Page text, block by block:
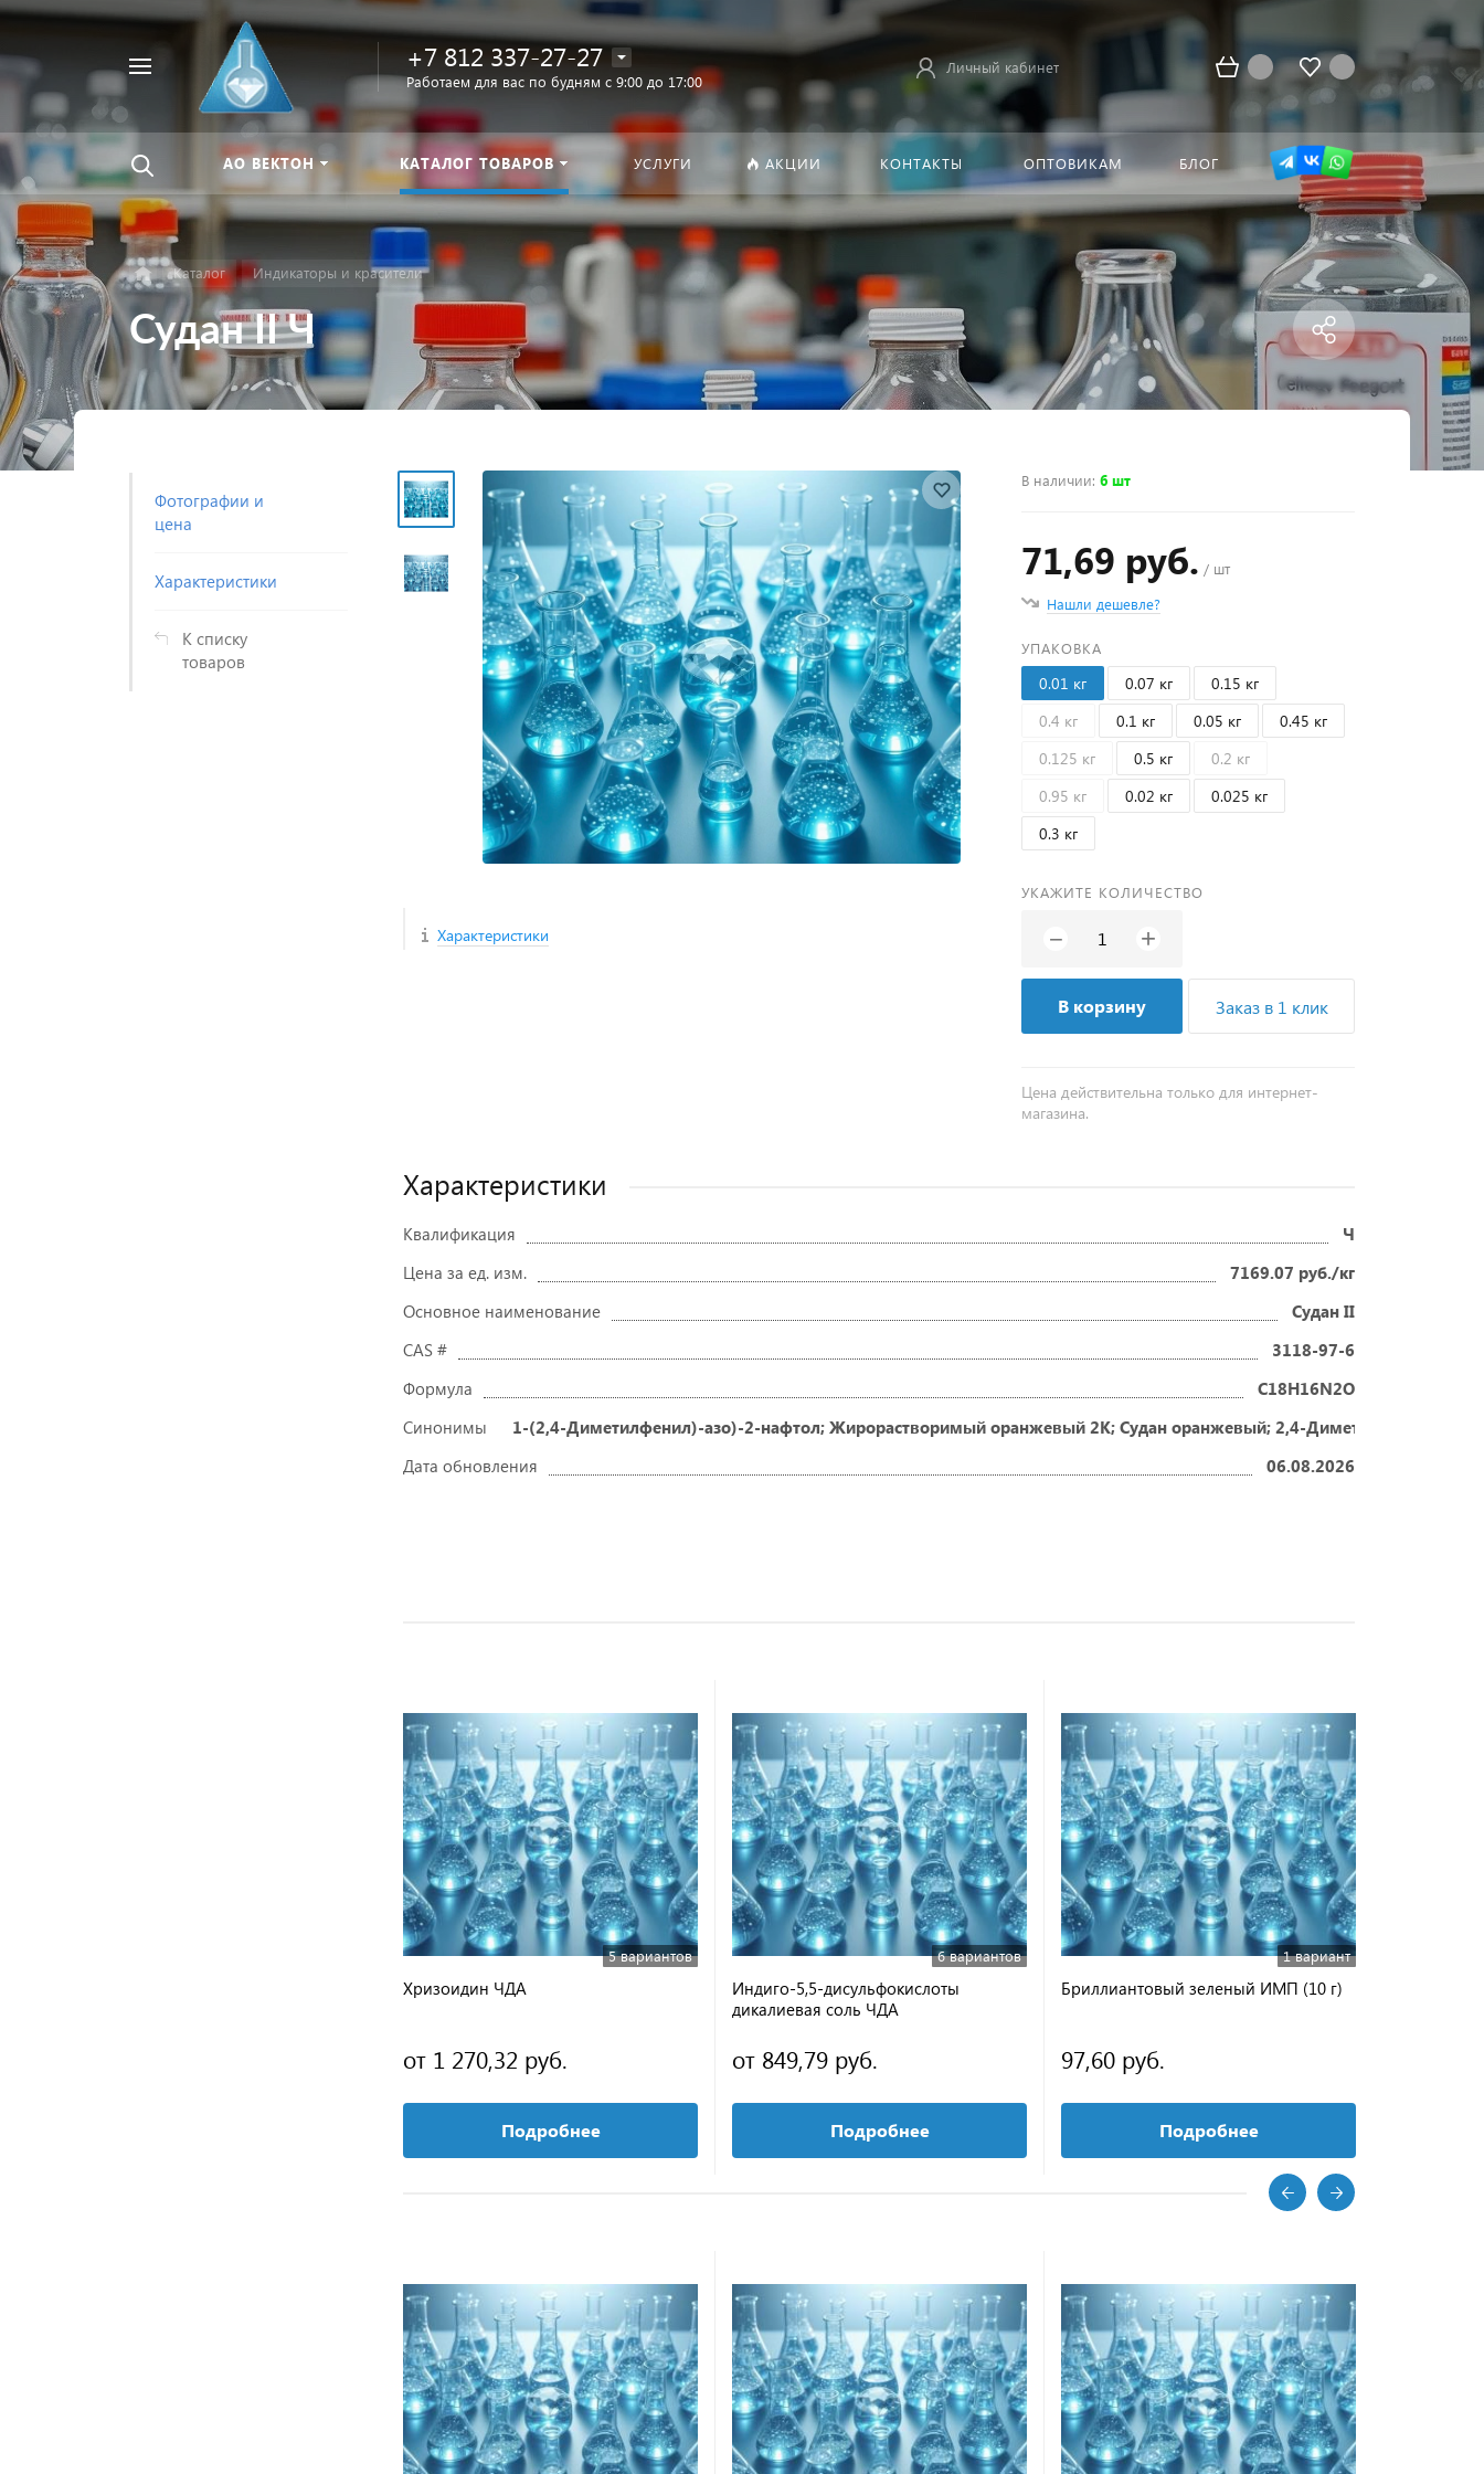
Найти
Например,
+7 812 337-27-27
Работаем для вас по будням с 9:00 до 17:00
Личный кабинет
АО ВЕКТОН КАТАЛОГ ТОВАРОВ УСЛУГИ АКЦИИ КОНТАКТЫ ОПТОВИКАМ БЛОГ
Каталог Индикаторы и красители
Судан II Ч
Фотографии и
цена
Характеристики
К списку
товаров
Характеристики
В наличии:6 шт
71,69 руб. / шт
Нашли дешевле?
УПАКОВКА
0.01 кг 0.07 кг
0.15 кг
0.4 кг
0.1 кг 0.05 кг
0.45 кг
0.125 кг
0.5 кг
0.2 кг
0.95 кг
0.02 кг
0.025 кг
0.3 кг
УКАЖИТЕ КОЛИЧЕСТВО
− +
В корзину Заказ в 1 клик
Цена действительна только для интернет-
магазина.
Характеристики
Квалификация
Ч
Цена за ед. изм.
7169.07 руб./кг
Основное наименование
Судан II
CAS #
3118-97-6
Формула
C18H16N2O
Синонимы
1-(2,4-Диметилфенил)-азо)-2-нафтол; Жирорастворимый оранжевый 2К; Судан оранжевый; 2,4-Диметилбензол-(1-
Дата обновления
06.08.2026
5 вариантов
Хризоидин ЧДА
от 1 270,32 руб.
Подробнее
6 вариантов
Индиго-5,5-дисульфокислоты
дикалиевая соль ЧДА
от 849,79 руб.
Подробнее
1 вариант
Бриллиантовый зеленый ИМП (10 г)
97,60 руб.
Подробнее